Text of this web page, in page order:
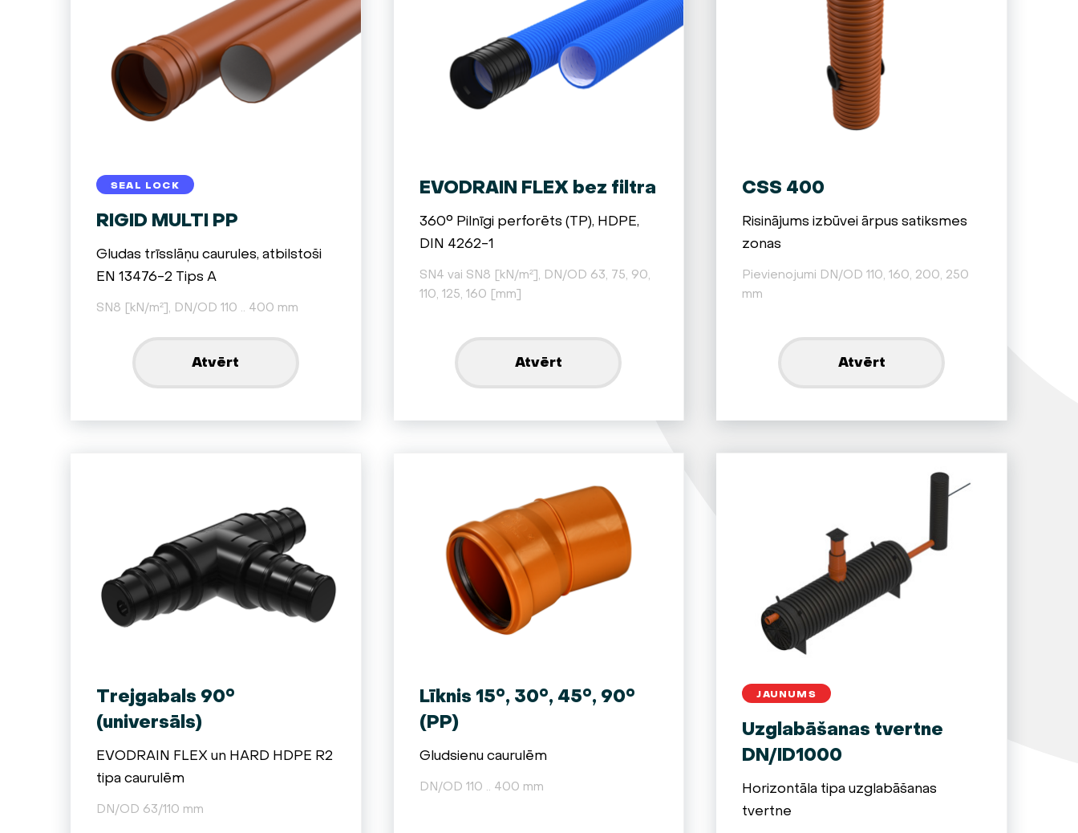
SEAL LOCK
RIGID MULTI PP
Gludas trīsslāņu caurules, atbilstoši
EN 13476-2 Tips A
SN8 [kN/m²], DN/OD 110 .. 400 mm
Atvērt
EVODRAIN FLEX bez filtra
360° Pilnīgi perforēts (TP), HDPE,
DIN 4262-1
SN4 vai SN8 [kN/m²], DN/OD 63, 75, 90,
110, 125, 160 [mm]
Atvērt
CSS 400
Risinājums izbūvei ārpus satiksmes
zonas
Pievienojumi DN/OD 110, 160, 200, 250
mm
Atvērt
Trejgabals 90°
(universāls)
EVODRAIN FLEX un HARD HDPE R2
tipa caurulēm
DN/OD 63/110 mm
Līknis 15°, 30°, 45°, 90°
(PP)
Gludsienu caurulēm
DN/OD 110 .. 400 mm
JAUNUMS
Uzglabāšanas tvertne
DN/ID1000
Horizontāla tipa uzglabāšanas
tvertne